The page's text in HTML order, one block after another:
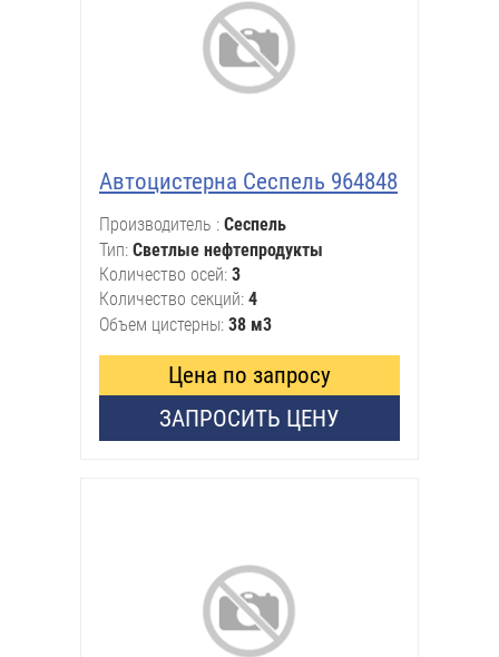
Автоцистерна Сеспель 964848
Производитель
Сеспель
Тип Светлые нефтепродукты
Количество осей 3
Количество секций 4
Объем цистерны 38 м3
Цена по запросу
ЗАПРОСИТЬ ЦЕНУ